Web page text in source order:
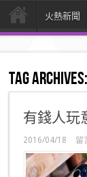
火熱新聞
Tag Archives:
有錢人玩
2016/04/18
在
〈
錢
人
留